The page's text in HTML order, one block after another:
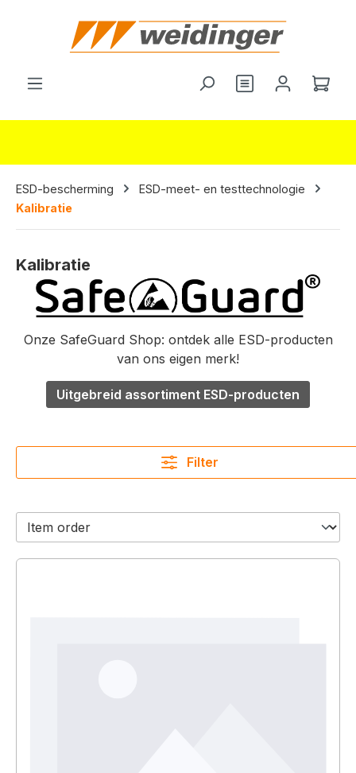
Je hebt 0 items
ESD-bescherming
ESD-meet- en testtechnologie
Kalibratie
Kalibratie
Onze SafeGuard Shop: ontdek alle ESD-producten
van ons eigen merk!
Uitgebreid assortiment ESD-producten
Filter